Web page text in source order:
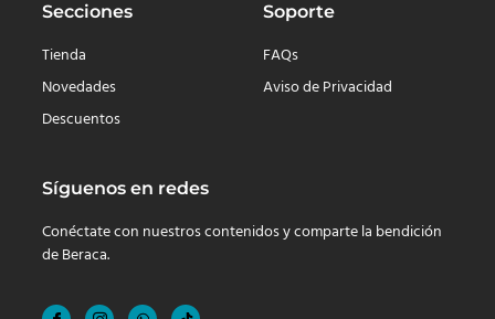
Secciones
Tienda
Novedades
Descuentos
Soporte
FAQs
Aviso de Privacidad
Síguenos en redes
Conéctate con nuestros contenidos y comparte la bendición
de Beraca.